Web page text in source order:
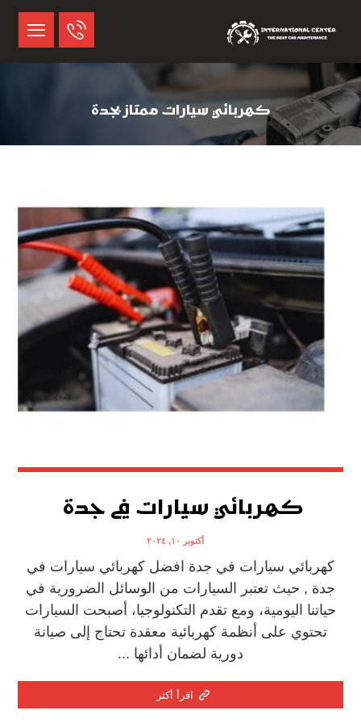
كهربائي سيارات ممتاز بجدة
كهربائي سيارات في جدة
أكتوبر ١٠, ٢٠٢٤
كهربائي سيارات في جدة افضل كهربائي سيارات في
جدة , حيث تعتبر السيارات من الوسائل الضرورية في
حياتنا اليومية، ومع تقدم التكنولوجيا، أصبحت السيارات
تحتوي على أنظمة كهربائية معقدة تحتاج إلى صيانة
دورية لضمان أدائها ...
اقرأ أكثر